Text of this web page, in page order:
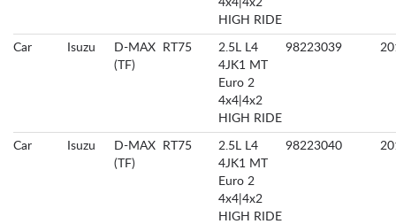
4x4|4x2
HIGH RIDE
Car Isuzu
D-MAX
(TF)
RT75
2.5L L4
4JK1 MT
Euro 2
4x4|4x2
HIGH RIDE
98223039
Car Isuzu
D-MAX
(TF)
RT75
2.5L L4
4JK1 MT
Euro 2
4x4|4x2
HIGH RIDE
98223040